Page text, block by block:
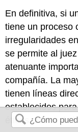
En definitiva, si
tiene un proceso
irregularidades
se permite al
atenuante
compañía. La
tienen líneas
establecidos
éticos dentro de